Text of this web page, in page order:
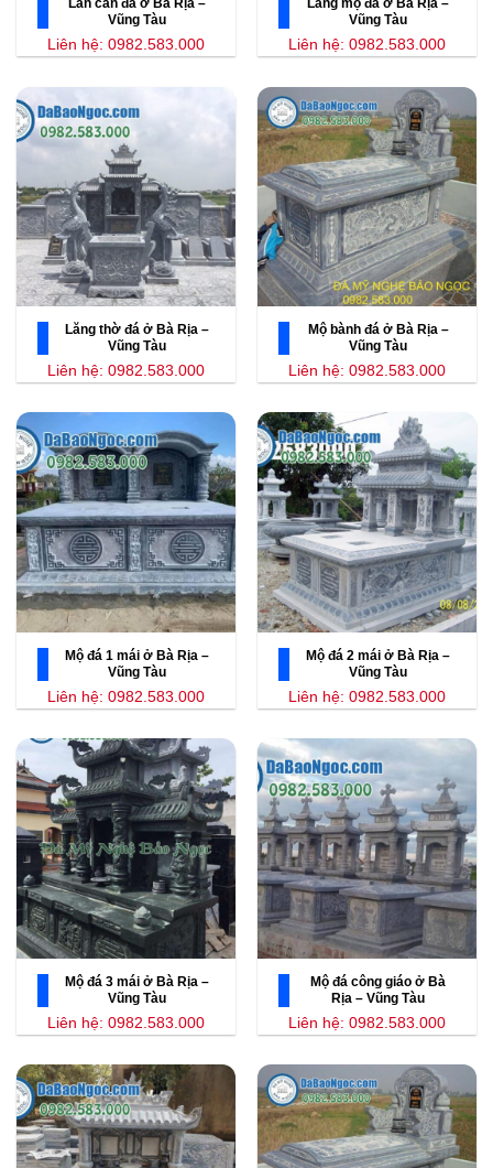
Lan can đá ở Bà Rịa –
Vũng Tàu
Liên hệ: 0982.583.000
Lăng mộ đá ở Bà Rịa –
Vũng Tàu
Liên hệ: 0982.583.000
Lăng thờ đá ở Bà Rịa –
Vũng Tàu
Liên hệ: 0982.583.000
Mộ bành đá ở Bà Rịa –
Vũng Tàu
Liên hệ: 0982.583.000
Mộ đá 1 mái ở Bà Rịa –
Vũng Tàu
Liên hệ: 0982.583.000
Mộ đá 2 mái ở Bà Rịa –
Vũng Tàu
Liên hệ: 0982.583.000
Mộ đá 3 mái ở Bà Rịa –
Vũng Tàu
Liên hệ: 0982.583.000
Mộ đá công giáo ở Bà
Rịa – Vũng Tàu
Liên hệ: 0982.583.000